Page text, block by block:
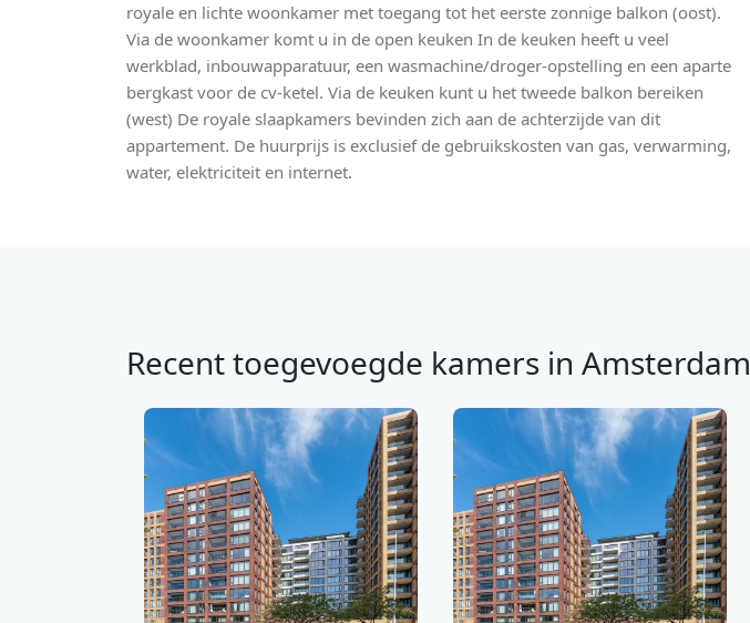
royale en lichte woonkamer met toegang tot het eerste zonnige balkon (oost).
Via de woonkamer komt u in de open keuken In de keuken heeft u veel
werkblad, inbouwapparatuur, een wasmachine/droger-opstelling en een aparte
bergkast voor de cv-ketel. Via de keuken kunt u het tweede balkon bereiken
(west) De royale slaapkamers bevinden zich aan de achterzijde van dit
appartement. De huurprijs is exclusief de gebruikskosten van gas, verwarming,
water, elektriciteit en internet.
Recent toegevoegde kamers in Amsterdam